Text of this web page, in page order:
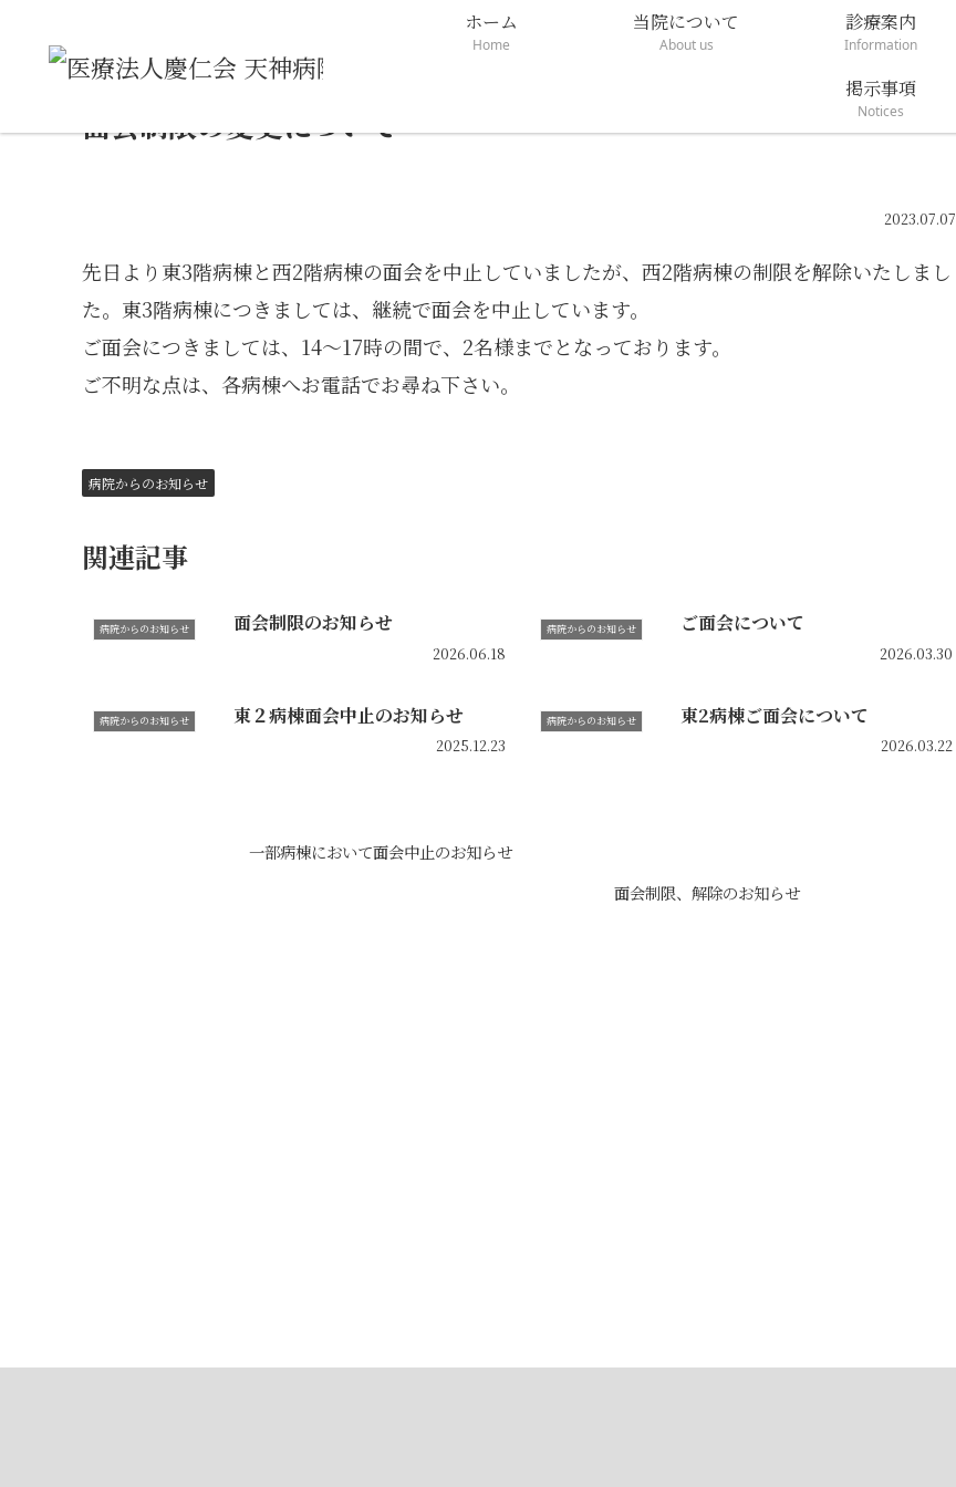
ホーム
Home
当院について
About us
診療案内
Information
掲示事項
Notices
ホーム 病院からのお知らせ 面会制限の変更について
面会制限の変更について
2023.07.07
先日より東3階病棟と西2階病棟の面会を中止していましたが、西2階病棟の制限を解除いたしまし
た。東3階病棟につきましては、継続で面会を中止しています。
ご面会につきましては、14～17時の間で、2名様までとなっております。
ご不明な点は、各病棟へお電話でお尋ね下さい。
病院からのお知らせ
関連記事
病院からのお知らせ 面会制限のお知らせ
2026.06.18
病院からのお知らせ ご面会について
2026.03.30
病院からのお知らせ 東２病棟面会中止のお知らせ
2025.12.23
病院からのお知らせ 東2病棟ご面会について
2026.03.22
一部病棟において面会中止のお知らせ
面会制限、解除のお知らせ